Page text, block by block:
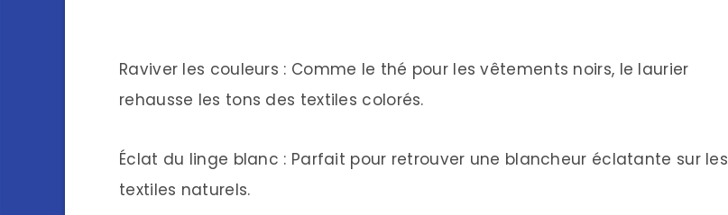
Raviver les couleurs : Comme le thé pour les vêtements noirs, le laurier
rehausse les tons des textiles colorés.
Éclat du linge blanc : Parfait pour retrouver une blancheur éclatante sur les
textiles naturels.